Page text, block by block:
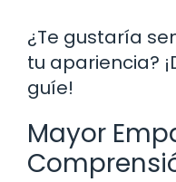
¿Te gustaría
tu apariencia?
guíe!
Mayor